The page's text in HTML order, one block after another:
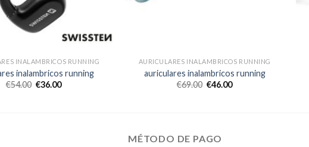
INALAMBRICOS RUNNING
inalambricos running
€54.00 €36.00
AURICULARES INALAMBRICOS RUNNING
auriculares inalambricos running
€69.00 €46.00
MÉTODO DE PAGO